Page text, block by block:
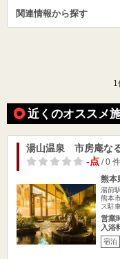
関連情報から探す
1
近くのオススメ
湯山温泉 市房庵な
-点/ 0 件
熊本
湯前
熊本
ス駐
営業
入浴
宿泊